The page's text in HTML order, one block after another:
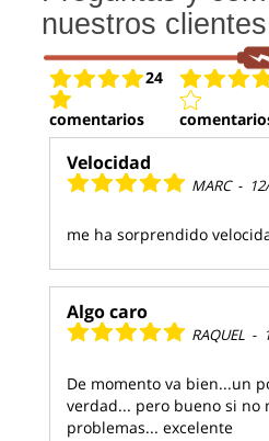
nuestros
24
comentarios
Velocidad
MARC -
me ha sorprendido
Algo caro
RAQUEL -
De momento va bien...un
verdad... pero bueno si no
problemas... excelente